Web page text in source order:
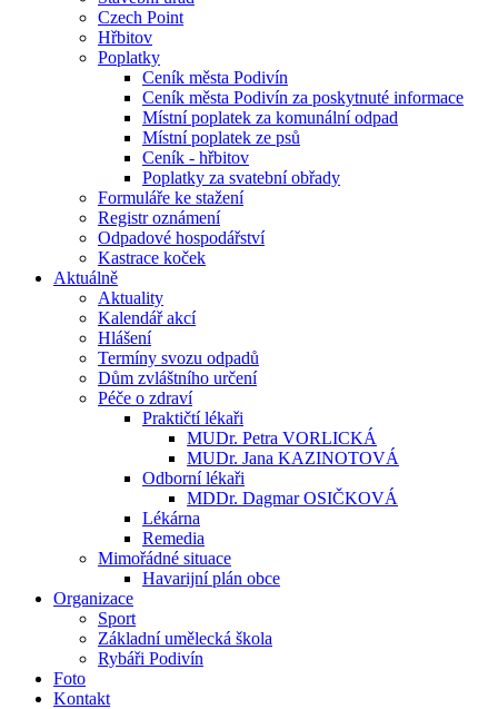
Czech Point
Hřbitov
Poplatky
Ceník města Podivín
Ceník města Podivín za poskytnuté informace
Místní poplatek za komunální odpad
Místní poplatek ze psů
Ceník - hřbitov
Poplatky za svatební obřady
Formuláře ke stažení
Registr oznámení
Odpadové hospodářství
Kastrace koček
Aktuálně
Aktuality
Kalendář akcí
Hlášení
Termíny svozu odpadů
Dům zvláštního určení
Péče o zdraví
Praktičtí lékaři
MUDr. Petra VORLICKÁ
MUDr. Jana KAZINOTOVÁ
Odborní lékaři
MDDr. Dagmar OSIČKOVÁ
Lékárna
Remedia
Mimořádné situace
Havarijní plán obce
Organizace
Sport
Základní umělecká škola
Rybáři Podivín
Foto
Kontakt